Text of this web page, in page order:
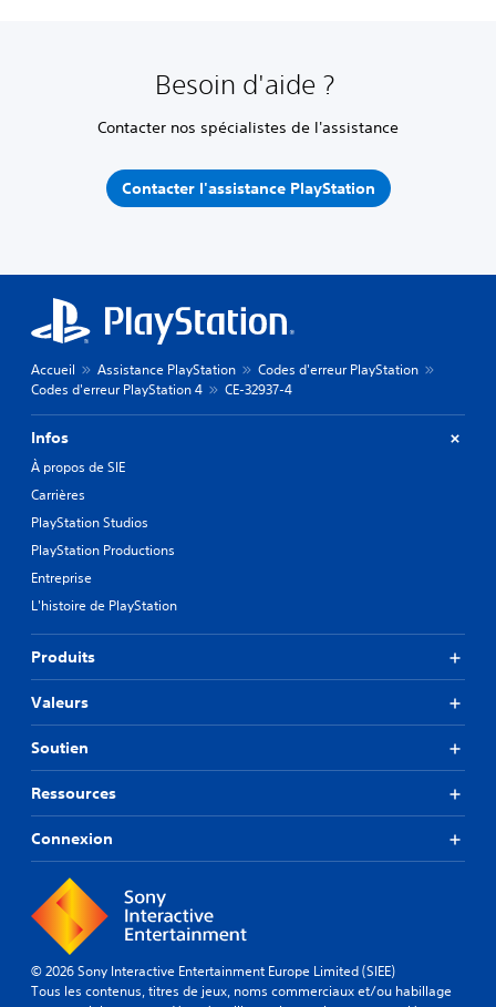
Besoin d'aide ?
Contacter nos spécialistes de l'assistance
Contacter l'assistance PlayStation
Accueil Assistance PlayStation
Codes d'erreur PlayStation
Codes d'erreur PlayStation 4
CE-32937-4
Infos
À propos de SIE
Carrières
PlayStation Studios
PlayStation Productions
Entreprise
L'histoire de PlayStation
Produits
Valeurs
Soutien
Ressources
Connexion
© 2026 Sony Interactive Entertainment Europe Limited (SIEE)
Tous les contenus, titres de jeux, noms commerciaux et/ou habillage